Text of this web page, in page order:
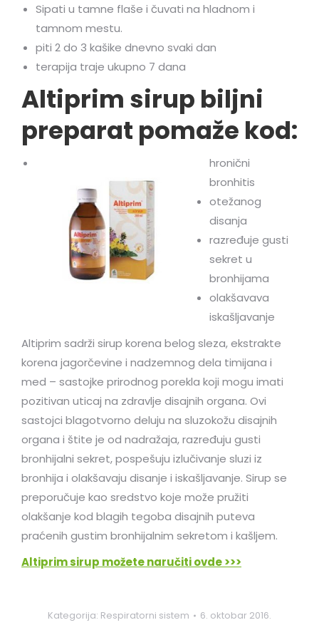
Sipati u tamne flaše i čuvati na hladnom i
tamnom mestu.
piti 2 do 3 kašike dnevno svaki dan
terapija traje ukupno 7 dana
Altiprim sirup biljni
preparat pomaže kod:
hronični
bronhitis
otežanog
disanja
razređuje gusti
sekret u
bronhijama
olakšavava
iskašljavanje
Altiprim sadrži sirup korena belog sleza, ekstrakte
korena jagorčevine i nadzemnog dela timijana i
med – sastojke prirodnog porekla koji mogu imati
pozitivan uticaj na zdravlje disajnih organa. Ovi
sastojci blagotvorno deluju na sluzokožu disajnih
organa i štite je od nadražaja, razređuju gusti
bronhijalni sekret, pospešuju izlučivanje sluzi iz
bronhija i olakšavaju disanje i iskašljavanje. Sirup se
preporučuje kao sredstvo koje može pružiti
olakšanje kod blagih tegoba disajnih puteva
praćenih gustim bronhijalnim sekretom i kašljem.
Altiprim sirup možete naručiti ovde >>>
Kategorija: Respiratorni sistem 6. oktobar 2016.